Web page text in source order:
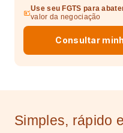
Use seu FGTS para
valor da negociação
Consultar
Simples, rápido